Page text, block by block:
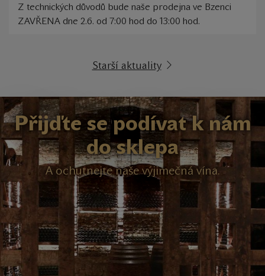
Z technických důvodů bude naše prodejna ve Bzenci
ZAVŘENA dne 2.6. od 7:00 hod do 13:00 hod.
Starší aktuality
Přijďte se podívat k nám
do sklepa
A ochutnejte naše výjimečná vína.